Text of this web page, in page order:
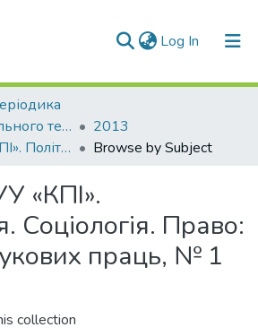
Log In (current)
Вісник Національного технічного університету України «Київський політехнічний інститут». Політологія. Соціологія. Право
2013
Вісник НТУУ «КПІ». Політологія. Соціологія. Право: збірник наукових праць, № 1 (17)
Browse by Subject
«КПІ».
Соціологія. Право:
праць, № 1
collection